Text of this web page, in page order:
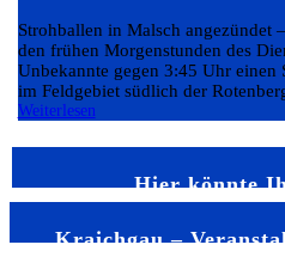
Strohballen in Malsch angezündet
den frühen Morgenstunden des
Unbekannte gegen 3:45 Uhr
im Feldgebiet südlich der
Weiterlesen
Hier könnte
Kraichgau –